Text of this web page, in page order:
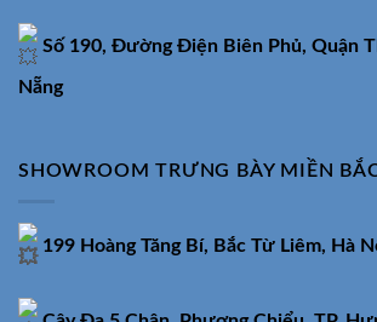
Số 190, Đường Điện Biên Phủ, Quận
Nẵng
SHOWROOM TRƯNG BÀY MIỀN
199 Hoàng Tăng Bí, Bắc Từ Liêm, Hà